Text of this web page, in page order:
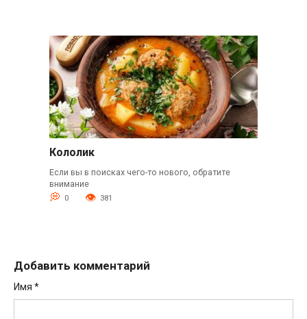
Кололик
Если вы в поисках чего-то нового, обратите
внимание
0 381
Добавить комментарий
Имя *